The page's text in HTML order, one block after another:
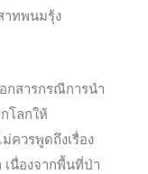
าทพนมรุ้ง
กสารกรณีการนำ
โลกให้
ควรพูดถึงเรื่อง
เนื่องจากพื้นที่ป่า